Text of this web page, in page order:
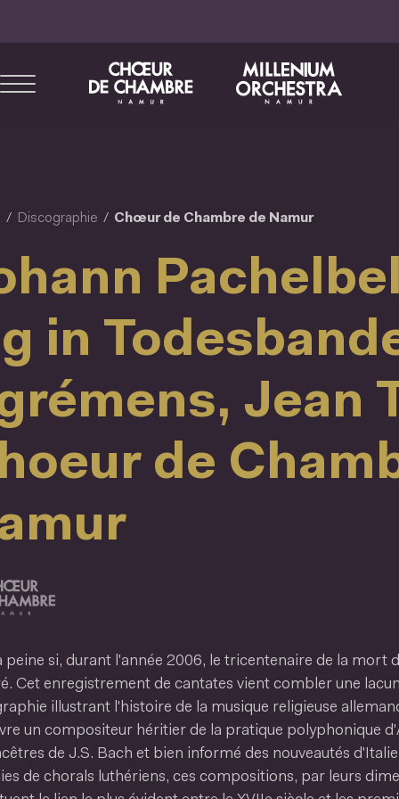
principal
Discographie Chœur de Chambre de Namur
in
Jean
de
peine si, durant l'année 2006, le tricentenaire de la mort
Cet enregistrement de cantates vient combler une
illustrant l'histoire de la musique religieuse
un compositeur héritier de la pratique polyphonique
de J.S. Bach et bien informé des nouveautés
de chorals luthériens, ces compositions, par leurs